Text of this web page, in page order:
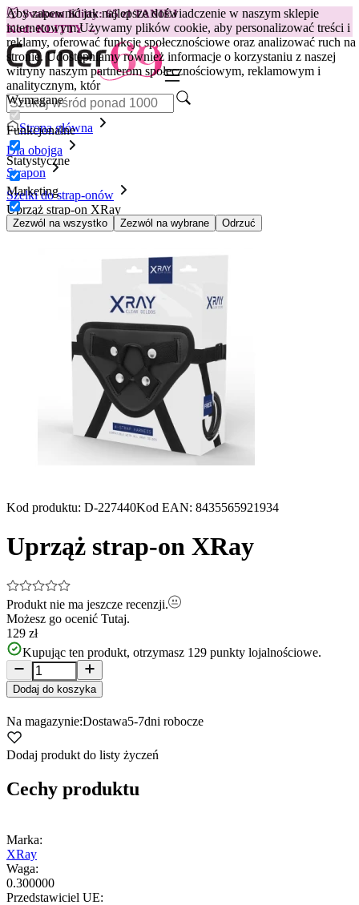
Aby zapewnić jak najlepsze doświadczenie w naszym sklepie
internetowym.Używamy plików cookie, aby personalizować treści i
reklamy, oferować funkcje społecznościowe oraz analizować ruch na
stronie. Udostępniamy również informacje o korzystaniu z naszej
witryny naszym partnerom społecznościowym, reklamowym i
analitycznym, któr
Wymagane
Funkcjonalne
Statystyczne
Marketing
Zezwól na wszystko Zezwól na wybrane Odrzuć
😽Svakom Klitty: 65 zł TANIEJ
Kod: KLITTY →
Strona główna
Dla obojga
Strapon
Szelki do strap-onów
Uprząż strap-on XRay
Kod produktu: D-227440Kod EAN: 8435565921934
Uprząż strap-on XRay
Produkt nie ma jeszcze recenzji.
Możesz go ocenić Tutaj.
129 zł
Kupując ten produkt, otrzymasz 129 punkty lojalnościowe.
Dodaj do koszyka
Na magazynie:Dostawa5-7dni robocze
Dodaj produkt do listy życzeń
Cechy produktu
Marka:
XRay
Waga:
0.300000
Przedstawiciel UE: